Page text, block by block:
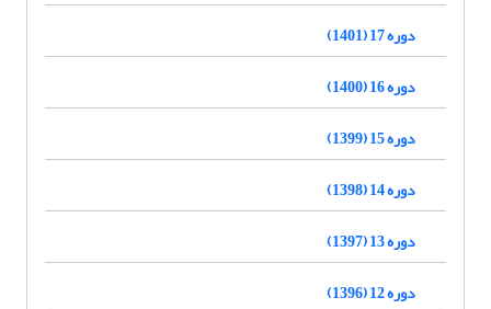
دوره 17 (1401)
دوره 16 (1400)
دوره 15 (1399)
دوره 14 (1398)
دوره 13 (1397)
دوره 12 (1396)